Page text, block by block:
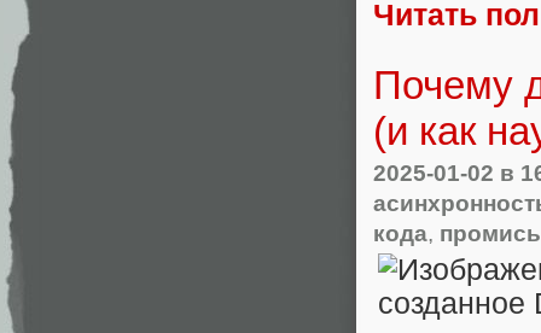
Читать
Почему
(и как
2025-01-02 в
кода,